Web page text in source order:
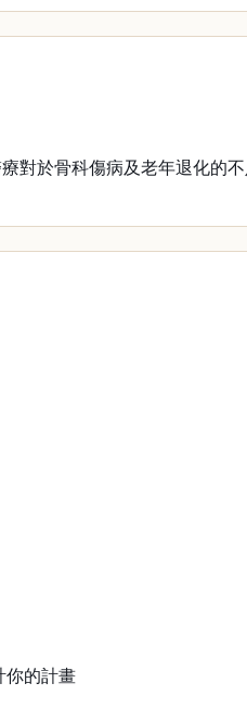
於骨科傷病及老年退化的不
你的計畫